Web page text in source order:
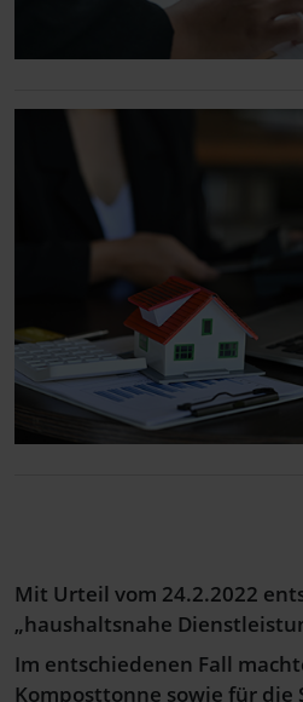
Mit Urteil vom 24.2.2022
„haushaltsnahe
Im entschiedenen Fall
Komposttonne sowie für die